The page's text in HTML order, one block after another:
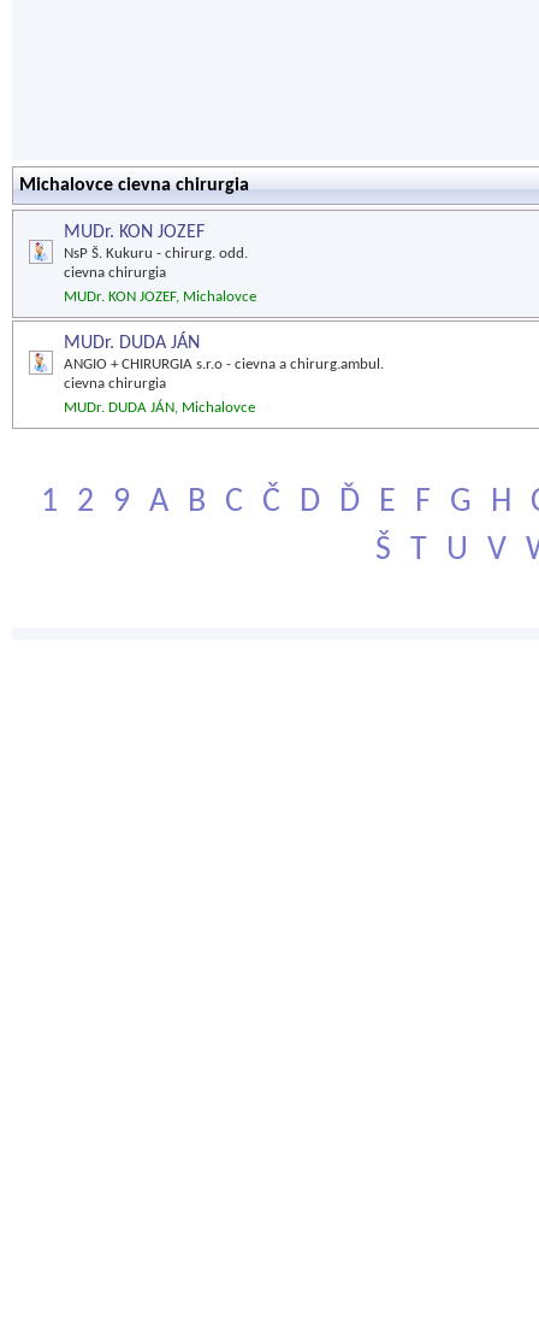
Michalovce cievna chirurgia
MUDr. KON JOZEF
NsP Š. Kukuru - chirurg. odd.
cievna chirurgia
MUDr. KON JOZEF, Michalovce
MUDr. DUDA JÁN
ANGIO + CHIRURGIA s.r.o - cievna a chirurg.ambul.
cievna chirurgia
MUDr. DUDA JÁN, Michalovce
1 2 9 A B C Č D Ď E F G H
Š
T U V